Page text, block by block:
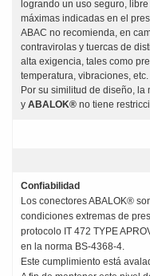
logrando un uso seguro,
máximas indicadas en el
ABAC no recomienda, en
contravirolas y tuercas de
alta exigencia, tales como
temperatura, vibraciones, etc.
Por su similitud de diseño, la
y ABALOK® no tiene
Confiabilidad
Los conectores ABALOK®
condiciones extremas de
protocolo IT 472 TYPE
en la norma BS-4368-4.
Este cumplimiento está